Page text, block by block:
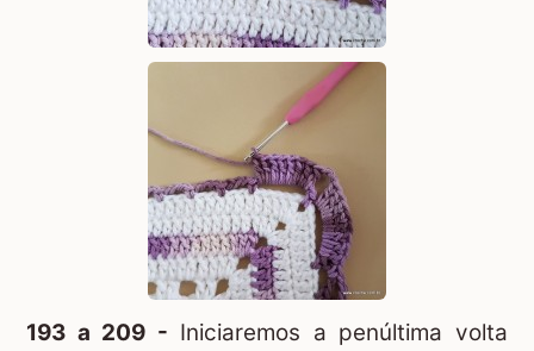
193 a 209 - Iniciaremos a penúltima volta